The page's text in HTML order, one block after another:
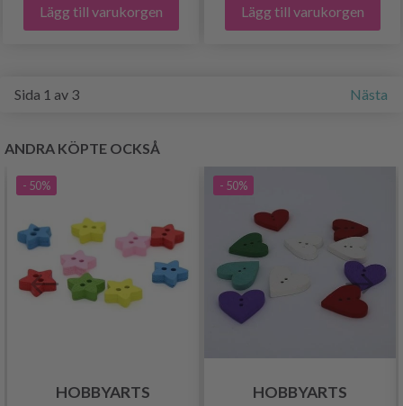
Lägg till varukorgen Lägg till varukorgen
Sida 1 av 3 Nästa
ANDRA KÖPTE OCKSÅ
- 50%
HOBBYARTS
- 50%
HOBBYARTS